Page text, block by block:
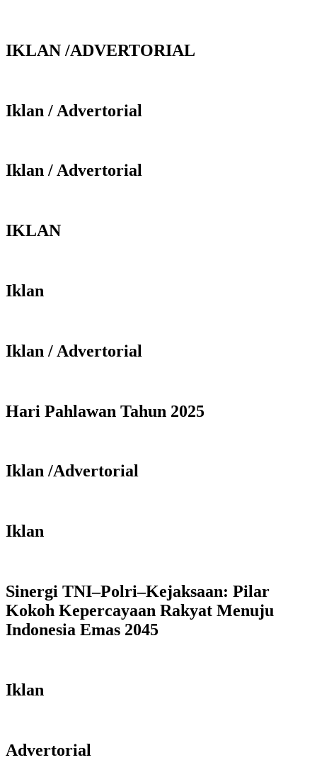
IKLAN /ADVERTORIAL
Iklan / Advertorial
Iklan / Advertorial
IKLAN
Iklan
Iklan / Advertorial
Hari Pahlawan Tahun 2025
Iklan /Advertorial
Iklan
Sinergi TNI–Polri–Kejaksaan: Pilar
Kokoh Kepercayaan Rakyat Menuju
Indonesia Emas 2045
Iklan
Advertorial